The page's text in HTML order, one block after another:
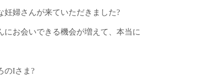
妊婦さんが来ていただきました?
にお会いできる機会が増えて、本当に
のIさま?